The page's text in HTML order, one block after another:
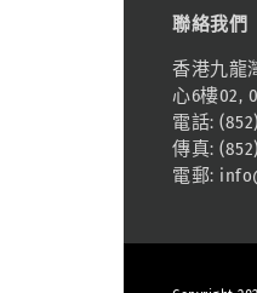
聯絡我們
香港九龍
心6樓02,
電話:
傳真:
電郵: